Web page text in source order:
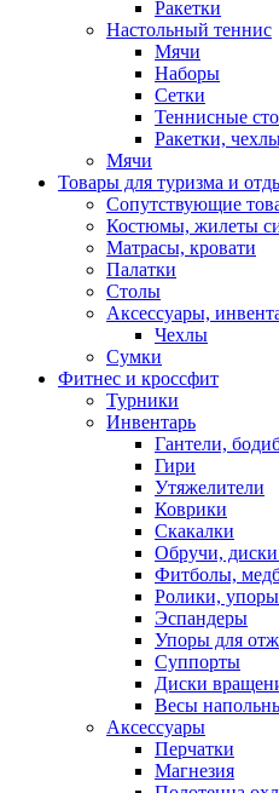
Ракетки
Настольный теннис
Мячи
Наборы
Сетки
Теннисные
Ракетки,
Мячи
Товары для туризма и
Сопутствующие
Костюмы, жилеты
Матрасы, кровати
Палатки
Столы
Аксессуары,
Чехлы
Сумки
Фитнес и кроссфит
Турники
Инвентарь
Гантели,
Гири
Утяжелители
Коврики
Скакалки
Обручи,
Фитболы,
Ролики,
Эспандеры
Упоры для
Суппорты
Диски
Весы
Аксессуары
Перчатки
Магнезия